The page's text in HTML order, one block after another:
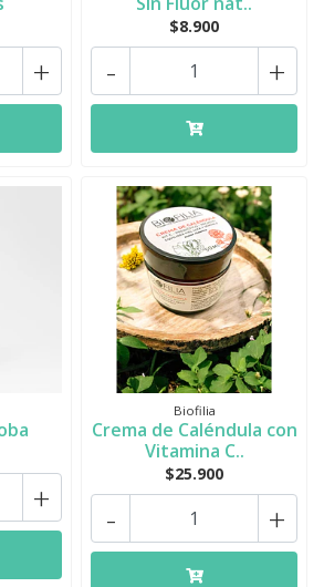
+
$8.900
+
-
+
Biofilia
Crema de Caléndula con
Vitamina C..
$25.900
+
-